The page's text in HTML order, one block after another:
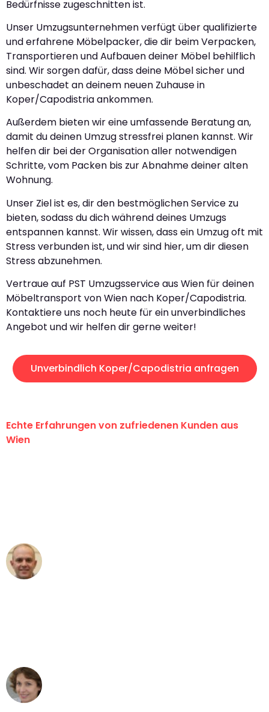
Bedürfnisse zugeschnitten ist.
Unser Umzugsunternehmen verfügt über qualifizierte
und erfahrene Möbelpacker, die dir beim Verpacken,
Transportieren und Aufbauen deiner Möbel behilflich
sind. Wir sorgen dafür, dass deine Möbel sicher und
unbeschadet an deinem neuen Zuhause in
Koper/Capodistria ankommen.
Außerdem bieten wir eine umfassende Beratung an,
damit du deinen Umzug stressfrei planen kannst. Wir
helfen dir bei der Organisation aller notwendigen
Schritte, vom Packen bis zur Abnahme deiner alten
Wohnung.
Unser Ziel ist es, dir den bestmöglichen Service zu
bieten, sodass du dich während deines Umzugs
entspannen kannst. Wir wissen, dass ein Umzug oft mit
Stress verbunden ist, und wir sind hier, um dir diesen
Stress abzunehmen.
Vertraue auf PST Umzugsservice aus Wien für deinen
Möbeltransport von Wien nach Koper/Capodistria.
Kontaktiere uns noch heute für ein unverbindliches
Angebot und wir helfen dir gerne weiter!
Unverbindlich Koper/Capodistria anfragen
Echte Erfahrungen von zufriedenen Kunden aus
Wien